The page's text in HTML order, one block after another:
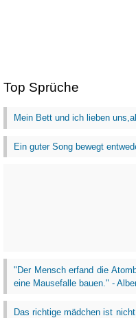
Top Sprüche
Mein Bett und ich lieben
Ein guter Song bewegt
"Der Mensch erfand die
eine Mausefalle bauen." -
Das richtige mädchen ist